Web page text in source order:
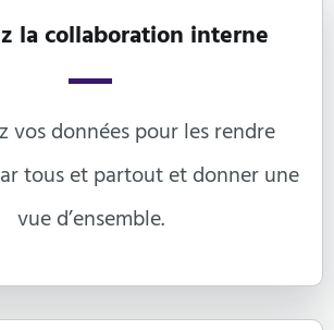
la collaboration interne
vos données pour les rendre
tous et partout et donner une
vue d’ensemble.